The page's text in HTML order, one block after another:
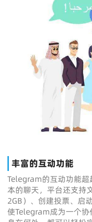
丰富的互动功能
Telegram的互动功能
本的聊天，平台还支持
2GB）、创建投票、启
使Telegram成为一个